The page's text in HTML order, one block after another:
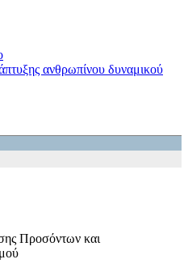
Προσόντων και